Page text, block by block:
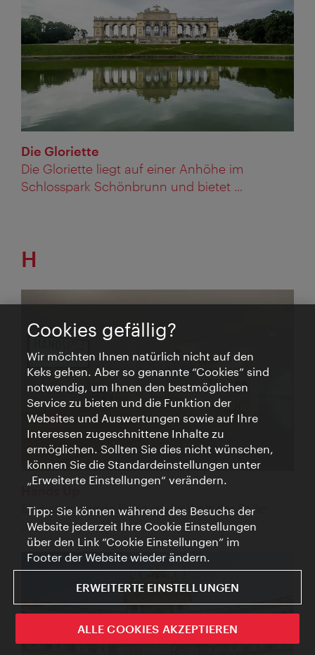
Die Gloriette
Die Gloriette liegt auf einer Anhöhe im
Schlosspark Schönbrunn und bietet ...
H
Hands Up
Eine spannende Reise in die Welt der Stille:
In dieser interaktiven ...
Cookies gefällig?
Wir möchten Ihnen natürlich nicht auf den
Keks gehen. Aber so genannte “Cookies” sind
notwendig, um Ihnen den bestmöglichen
Service zu bieten und die Funktion der
Websites und Auswertungen sowie auf Ihre
Interessen zugeschnittene Inhalte zu
ermöglichen. Sollten Sie dies nicht wünschen,
können Sie die Standardeinstellungen unter
„Erweiterte Einstellungen“ verändern.
Tipp: Sie können während des Besuchs der
Website jederzeit Ihre Cookie Einstellungen
über den Link “Cookie Einstellungen” im
Footer der Website wieder ändern.
ERWEITERTE EINSTELLUNGEN
ALLE COOKIES AKZEPTIEREN